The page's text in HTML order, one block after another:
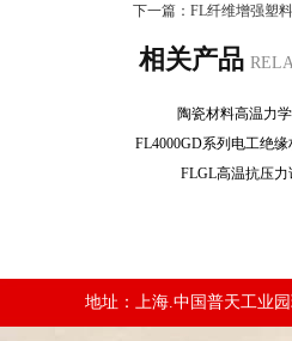
下一篇： FL纤维增强塑
相关产品
陶瓷材料高温力
FLGL高温抗压
地址：上海.中国普天工业